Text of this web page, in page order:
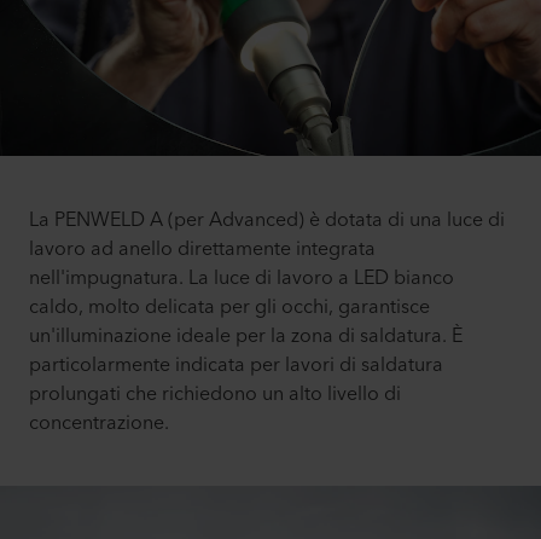
La PENWELD A (per Advanced) è dotata di una luce di
lavoro ad anello direttamente integrata
nell'impugnatura. La luce di lavoro a LED bianco
caldo, molto delicata per gli occhi, garantisce
un'illuminazione ideale per la zona di saldatura. È
particolarmente indicata per lavori di saldatura
prolungati che richiedono un alto livello di
concentrazione.